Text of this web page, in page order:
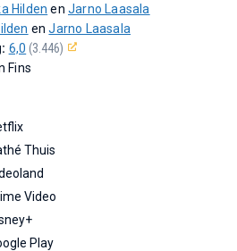
Hilden enJarno Laasala
enJarno Laasala
6,0 (3.446)
Fins
Thuis
Video
Play